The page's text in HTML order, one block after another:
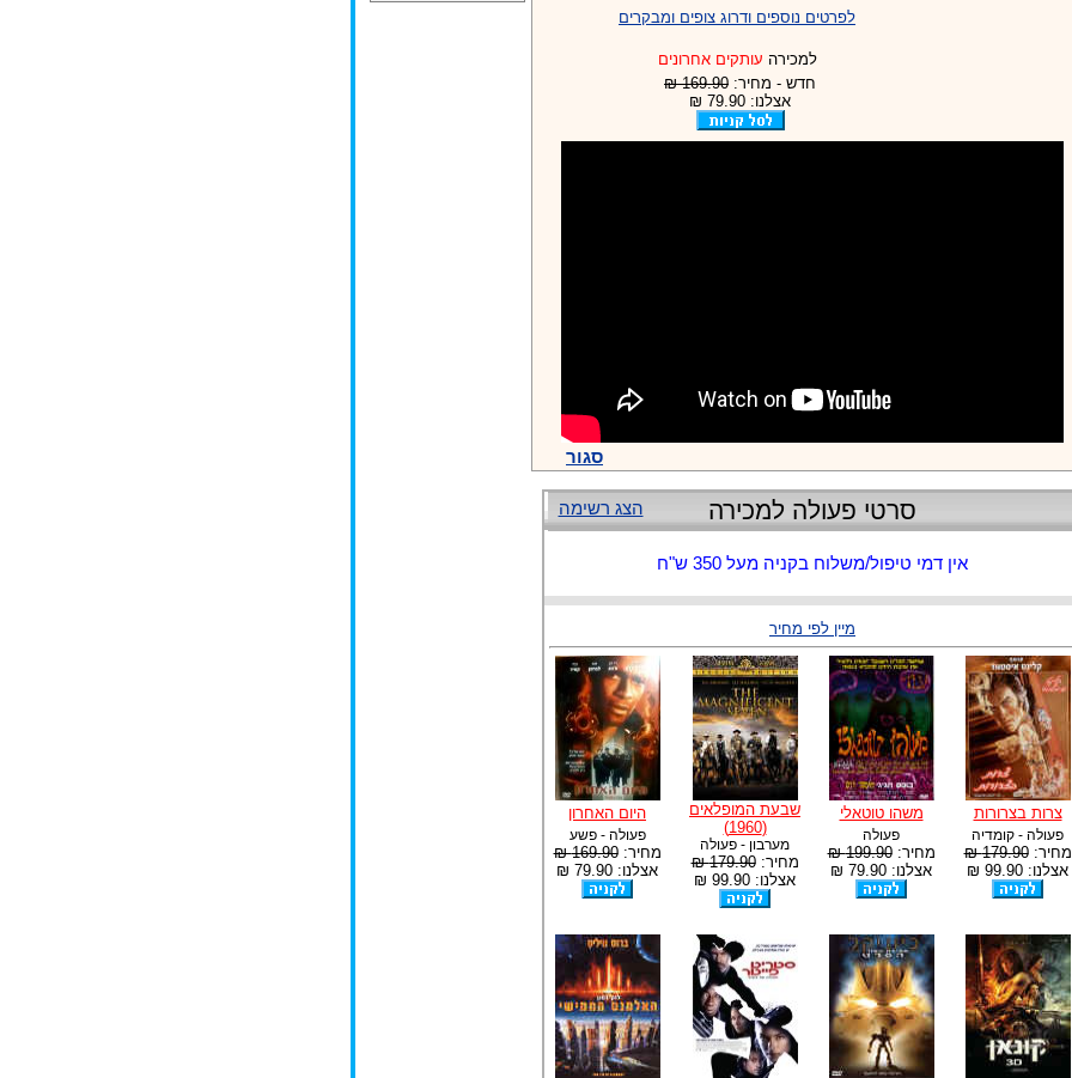
לפרטים נוספים ודרוג צופים ומבקרים
למכירה עותקים אחרונים
חדש - מחיר: 169.90 ₪
אצלנו: 79.90 ₪
סגור
הצג רשימה סרטי פעולה למכירה
אין דמי טיפול/משלוח בקניה מעל 350 ש"ח
מיין לפי מחיר
צרות בצרורות
פעולה - קומדיה
מחיר:179.90 ₪
אצלנו: 99.90 ₪
משהו טוטאלי
פעולה
מחיר:199.90 ₪
אצלנו: 79.90 ₪
שבעת המופלאים
(1960)
מערבון - פעולה
מחיר:179.90 ₪
אצלנו: 99.90 ₪
היום האחרון
פעולה - פשע
מחיר:169.90 ₪
אצלנו: 79.90 ₪